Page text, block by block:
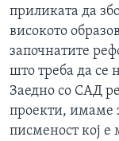
приликата да
високото
започнатите
што треба да се
Заедно со САД
проекти, имаме
писменост кој е